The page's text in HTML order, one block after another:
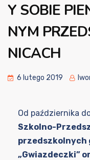
Y SOBIE
NYM
NICACH
6 lutego 2019
Od października
Szkolno-
przedszkolnych
„Gwiazdeczki”